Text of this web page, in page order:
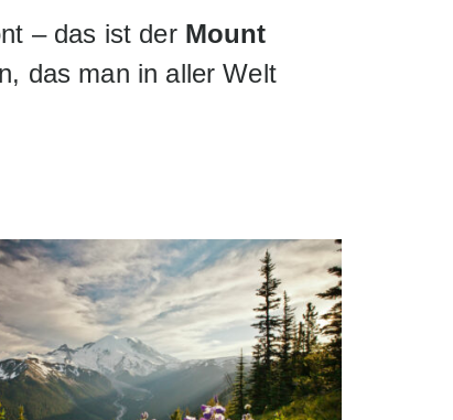
– das ist der Mount
das man in aller Welt